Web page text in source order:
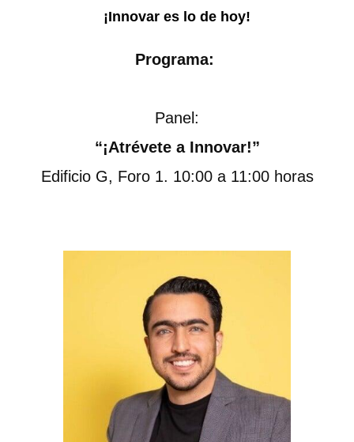
¡Innovar es lo de hoy!
Programa:
​Panel:
“¡Atrévete a Innovar!”
​Edificio G, Foro 1. 10:00 a 11:00 horas